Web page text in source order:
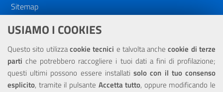
USIAMO I COOKIES
Questo sito utilizzacookie tecnici e talvolta anchecookie di terze
parti che potrebbero raccogliere i tuoi dati a fini di profilazione;
questi ultimi possono essere installatisolo con il tuo consenso
esplicito, tramite il pulsante Accetta tutto, oppure modificando le
Sitemap
Dichiarazione di accessibilità
NOTE LEGALI
Privacy